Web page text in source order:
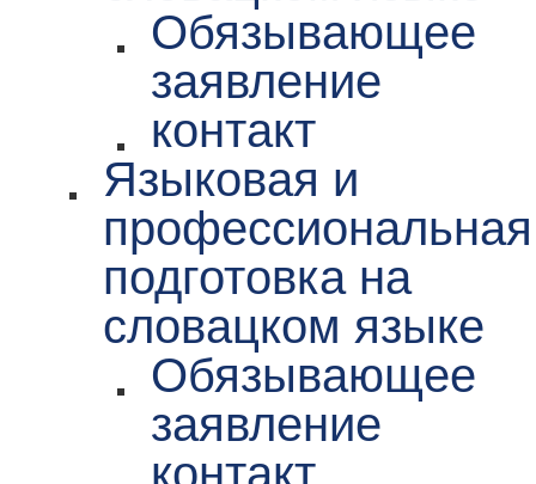
Обязывающее
заявление
контакт
Языковая и
профессиональная
подготовка на
словацком языке
Обязывающее
заявление